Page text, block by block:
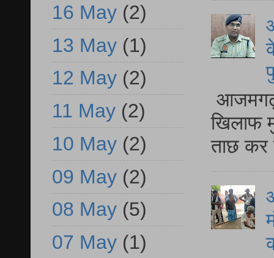
आजमगढ़
खिलाफ
ताछ कर
16 May (2)
13 May (1)
12 May (2)
11 May (2)
10 May (2)
09 May (2)
08 May (5)
07 May (1)